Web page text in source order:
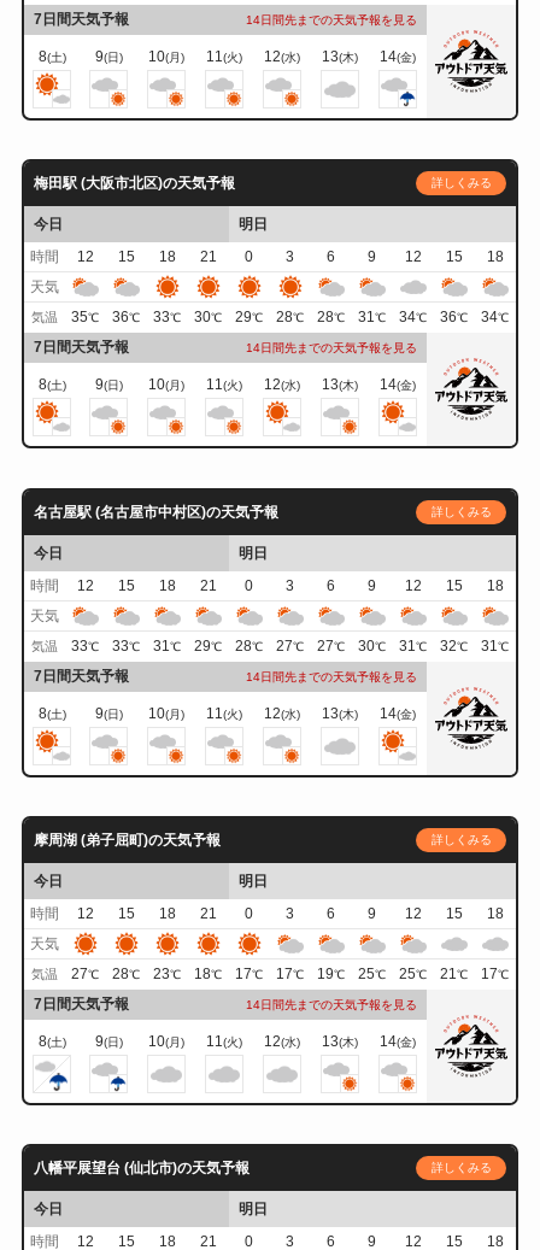
7日間天気予報 14日間先までの天気予報を見る
8(土) 9(日) 10(月) 11(火) 12(水) 13(木) 14(金)
梅田駅 (大阪市北区)の天気予報 詳しくみる
今日
明日
時間
12 15 18 21 0 3 6 9 12 15
18
天気
気温 35℃ 36℃ 33℃ 30℃ 29℃ 28℃ 28℃ 31℃ 34℃ 36℃ 34℃
7日間天気予報 14日間先までの天気予報を見る
8(土) 9(日) 10(月) 11(火) 12(水) 13(木) 14(金)
名古屋駅 (名古屋市中村区)の天気予報 詳しくみる
今日
明日
時間
12 15 18 21 0 3 6 9 12 15
18
天気
気温 33℃ 33℃ 31℃ 29℃ 28℃ 27℃ 27℃ 30℃ 31℃ 32℃ 31℃
7日間天気予報 14日間先までの天気予報を見る
8(土) 9(日) 10(月) 11 (火) 12(水) 13(木) 14(金)
摩周湖 (弟子屈町)の天気予報 詳しくみる
今日
明日
時間
12 15 18 21 0 3 6 9 12 15
18
天気
気温 27℃ 28℃ 23℃ 18℃ 17℃ 17℃ 19℃ 25℃ 25℃ 21℃ 17℃
7日間天気予報 14日間先までの天気予報を見る
8(土) 9(日) 10(月) 11 (火) 12(水) 13(木) 14(金)
八幡平展望台 (仙北市)の天気予報 詳しくみる
今日
明日
時間
12 15 18 21 0 3 6 9 12 15 18